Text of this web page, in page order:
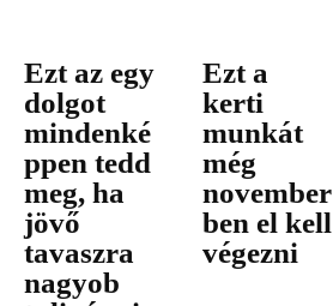
Ezt az egy
dolgot
mindenké
ppen tedd
meg, ha
jövő
tavaszra
nagyob
Ezt a
kerti
munkát
még
november
ben el kell
végezni